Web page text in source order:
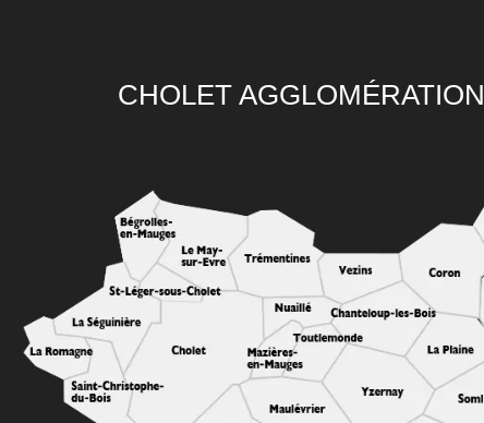
CHOLET AGGLOMÉRATION